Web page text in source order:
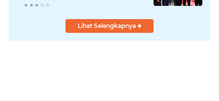
Lihat Selengkapnya